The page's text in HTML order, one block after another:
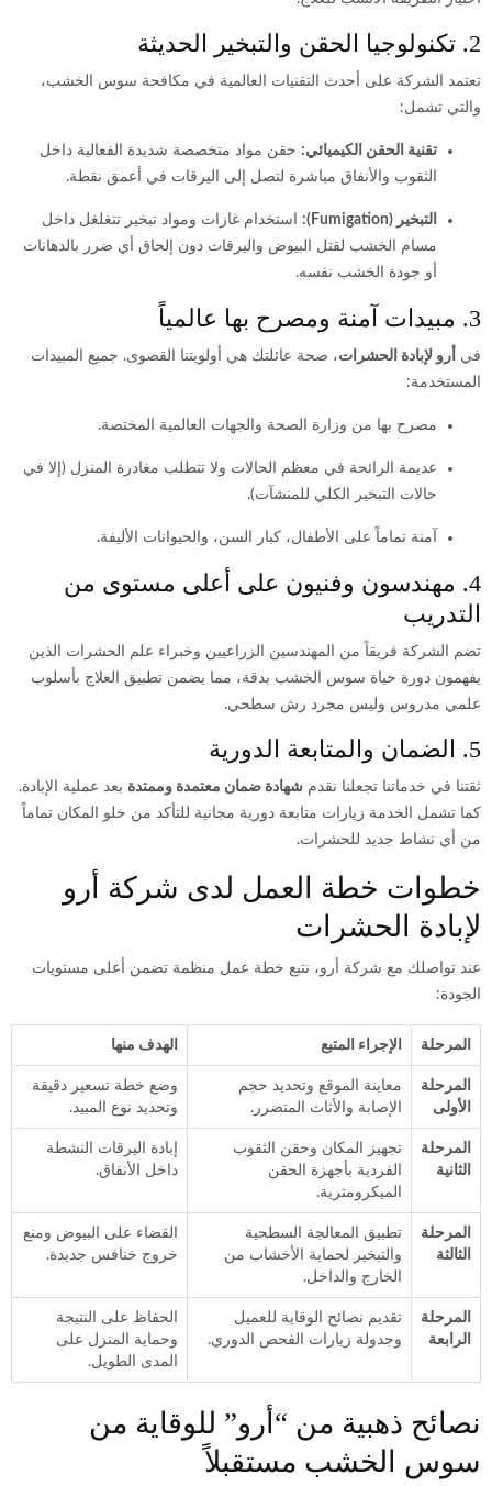
2. تكنولوجيا الحقن والتبخير الحديثة
تعتمد الشركة على أحدث التقنيات العالمية في مكافحة سوس الخشب،
والتي تشمل:
تقنية الحقن الكيميائي: حقن مواد متخصصة شديدة الفعالية داخل
الثقوب والأنفاق مباشرة لتصل إلى اليرقات في أعمق نقطة.
التبخير (Fumigation):
استخدام غازات ومواد تبخير تتغلغل داخل
مسام الخشب لقتل البيوض واليرقات دون إلحاق أي ضرر بالدهانات
أو جودة الخشب نفسه.
3. مبيدات آمنة ومصرح بها عالمياً
في أرو لإبادة الحشرات، صحة عائلتك هي أولويتنا القصوى. جميع المبيدات
المستخدمة:
مصرح بها من وزارة الصحة والجهات العالمية المختصة.
عديمة الرائحة في معظم الحالات ولا تتطلب مغادرة المنزل (إلا في
حالات التبخير الكلي للمنشآت).
آمنة تماماً على الأطفال، كبار السن، والحيوانات الأليفة.
4. مهندسون وفنيون على أعلى مستوى من
التدريب
تضم الشركة فريقاً من المهندسين الزراعيين وخبراء علم الحشرات الذين
يفهمون دورة حياة سوس الخشب بدقة، مما يضمن تطبيق العلاج بأسلوب
علمي مدروس وليس مجرد رش سطحي.
5. الضمان والمتابعة الدورية
ثقتنا في خدماتنا تجعلنا نقدم شهادة ضمان معتمدة وممتدة بعد عملية الإبادة.
كما تشمل الخدمة زيارات متابعة دورية مجانية للتأكد من خلو المكان تماماً
من أي نشاط جديد للحشرات.
خطوات خطة العمل لدى شركة أرو
لإبادة الحشرات
عند تواصلك مع شركة أرو، نتبع خطة عمل منظمة تضمن أعلى مستويات
الجودة:
المرحلة الإجراء المتبع الهدف منها
المرحلة
الأولى
معاينة الموقع وتحديد حجم
الإصابة والأثاث المتضرر.
وضع خطة تسعير دقيقة
وتحديد نوع المبيد.
المرحلة
الثانية
تجهيز المكان وحقن الثقوب
الفردية بأجهزة الحقن
الميكرومترية.
إبادة اليرقات النشطة
داخل الأنفاق.
المرحلة
الثالثة
تطبيق المعالجة السطحية
والتبخير لحماية الأخشاب من
الخارج والداخل.
القضاء على البيوض ومنع
خروج خنافس جديدة.
المرحلة
الرابعة
تقديم نصائح الوقاية للعميل
وجدولة زيارات الفحص الدوري.
الحفاظ على النتيجة
وحماية المنزل على
المدى الطويل.
نصائح ذهبية من “أرو” للوقاية من
سوس الخشب مستقبلاً